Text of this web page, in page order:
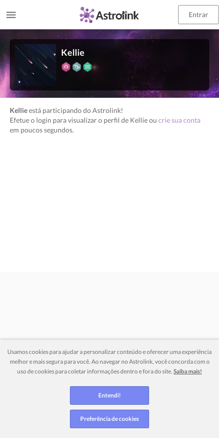
Entrar
Kellie
Kellieestá participando do Astrolink!
Efetue o login para visualizar o perfil de Kellie ou crie sua conta
em poucos segundos.
Usamos cookies para ajudar a personalizar conteúdo e oferecer uma experiência
melhor e mais segura para você. Ao navegar no Astrolink, você concorda com o
uso de cookies para coletar informações dentro e fora do site. Saiba mais!
Entendi!
Preferência de cookies